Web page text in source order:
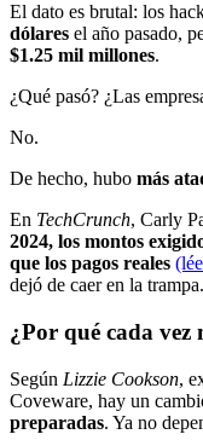
El dato es brutal: los
dólares el año pasado,
$1.25 mil millones.
¿Qué pasó? ¿Las
No.
De hecho, hubo más
En TechCrunch, Carly
2024, los montos
que los pagos reales
dejó de caer en la trampa.
¿Por qué cada vez
Según Lizzie Cookson,
Coveware, hay un
preparadas. Ya no